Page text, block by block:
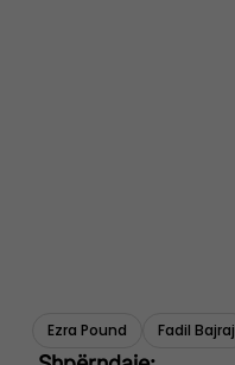
Ezra Pound Fadil Bajraj